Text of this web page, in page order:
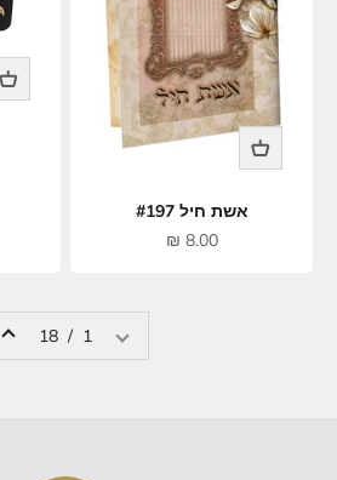
אשת חיל #197
מחיר מבצע
8.00 ₪
1 / 18